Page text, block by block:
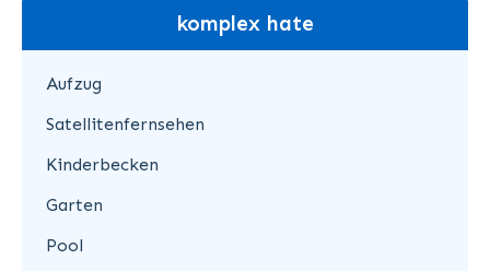
komplex hate
Aufzug
Satellitenfernsehen
Kinderbecken
Garten
Pool